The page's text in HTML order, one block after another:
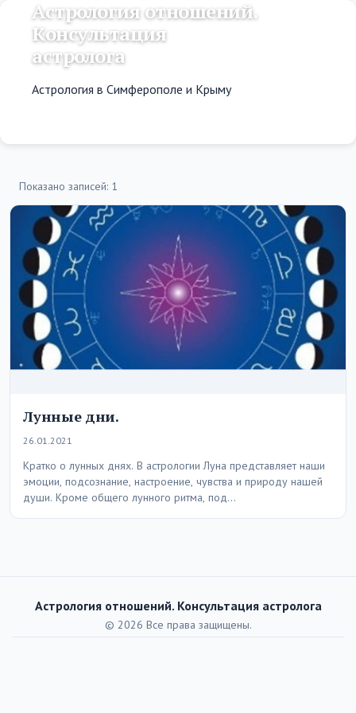
Астрология отношений.
Консультация
астролога
Астрология в Симферополе и Крыму
Показано записей: 1
Лунные дни.
26.01.2021
Кратко о лунных днях. В астрологии Луна представляет наши
эмоции, подсознание, настроение, чувства и природу нашей
души. Кроме общего лунного ритма, под…
Астрология отношений. Консультация астролога
© 2026 Все права защищены.